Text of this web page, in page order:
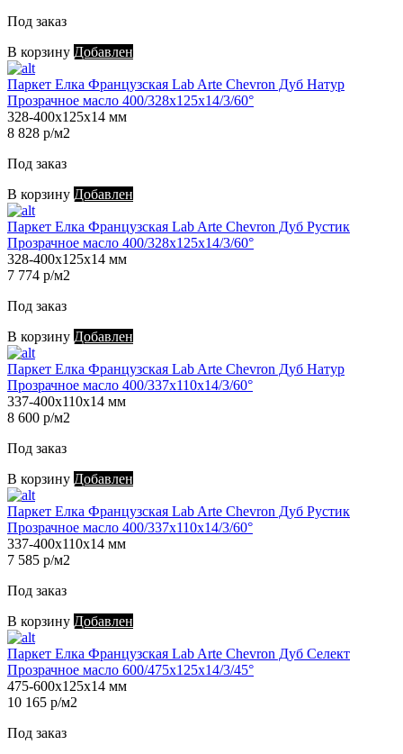
Под заказ
В корзину Добавлен
Паркет Елка Французская Lab Arte Chevron Дуб Натур
Прозрачное масло 400/328х125х14/3/60°
328-400х125х14 мм
8 828 р/м2
Под заказ
В корзину Добавлен
Паркет Елка Французская Lab Arte Chevron Дуб Рустик
Прозрачное масло 400/328х125х14/3/60°
328-400х125х14 мм
7 774 р/м2
Под заказ
В корзину Добавлен
Паркет Елка Французская Lab Arte Chevron Дуб Натур
Прозрачное масло 400/337х110х14/3/60°
337-400х110х14 мм
8 600 р/м2
Под заказ
В корзину Добавлен
Паркет Елка Французская Lab Arte Chevron Дуб Рустик
Прозрачное масло 400/337х110х14/3/60°
337-400х110х14 мм
7 585 р/м2
Под заказ
В корзину Добавлен
Паркет Елка Французская Lab Arte Chevron Дуб Селект
Прозрачное масло 600/475х125х14/3/45°
475-600х125х14 мм
10 165 р/м2
Под заказ